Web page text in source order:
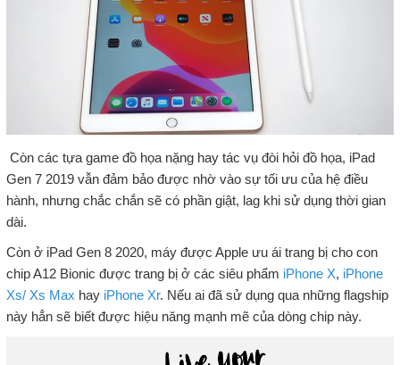
Còn các tựa game đồ họa nặng hay tác vụ đòi hỏi đồ họa, iPad
Gen 7 2019 vẫn đảm bảo được nhờ vào sự tối ưu của hệ điều
hành, nhưng chắc chắn sẽ có phần giật, lag khi sử dụng thời gian
dài.
Còn ở iPad Gen 8 2020, máy được Apple ưu ái trang bị cho con
chip A12 Bionic được trang bị ở các siêu phẩm iPhone X, iPhone
Xs/ Xs Max hay iPhone Xr. Nếu ai đã sử dụng qua những flagship
này hẳn sẽ biết được hiệu năng mạnh mẽ của dòng chip này.